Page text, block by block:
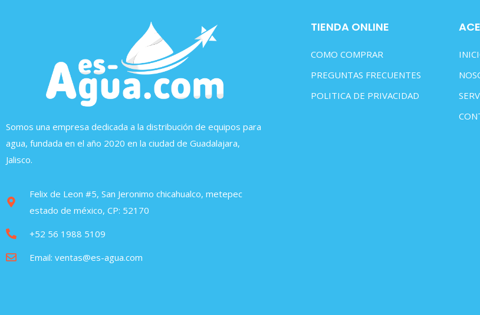
Somos una empresa dedicada a la distribución de equipos para
agua, fundada en el año 2020 en la ciudad de Guadalajara,
Jalisco.
Felix de Leon #5, San Jeronimo chicahualco, metepec
estado de méxico, CP: 52170
+52 56 1988 5109
Email: ventas@es-agua.com
TIENDA ONLINE
COMO COMPRAR
PREGUNTAS FRECUENTES
POLITICA DE PRIVACIDAD